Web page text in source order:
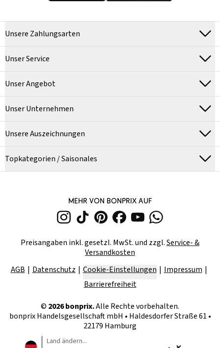
Unsere Zahlungsarten
Unser Service
Unser Angebot
Unser Unternehmen
Unsere Auszeichnungen
Topkategorien / Saisonales
MEHR VON BONPRIX AUF
Preisangaben inkl. gesetzl. MwSt. und zzgl.Service- &
Versandkosten
AGB
Datenschutz Cookie-Einstellungen
Impressum
Barrierefreiheit
© 2026bonprix.Alle Rechte vorbehalten.
bonprix Handelsgesellschaft mbH • Haldesdorfer Straße 61 •
22179 Hamburg
Land ändern...